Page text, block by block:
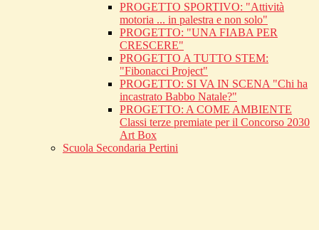
PROGETTO SPORTIVO: "Attività
motoria ... in palestra e non solo"
PROGETTO: "UNA FIABA PER
CRESCERE"
PROGETTO A TUTTO STEM:
"Fibonacci Project"
PROGETTO: SI VA IN SCENA "Chi ha
incastrato Babbo Natale?"
PROGETTO: A COME AMBIENTE
Classi terze premiate per il Concorso 2030
Art Box
Scuola Secondaria Pertini